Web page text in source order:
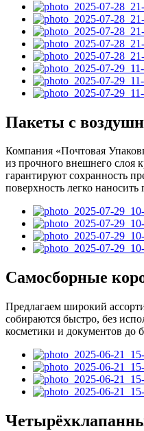
Пакеты с
Компания «Почтовая
из прочного внешнего слоя
гарантируют сохранность
поверхность легко
Самосборные
Предлагаем широкий
собираются быстро, без
косметики и документов до